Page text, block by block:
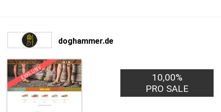
doghammer.de
EXKLUSIV
10,00%
PRO SALE